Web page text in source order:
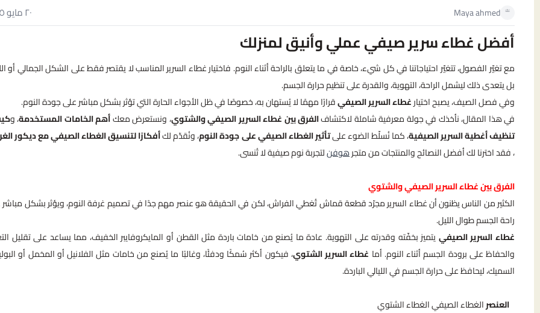
Maya ahmed ٢٠ مايو ٢٠٢٥
أفضل غطاء سرير صيفي عملي وأنيق لمنزلك
مع تغيّر الفصول، تتغيّر احتياجاتنا في كل شيء، خاصة في ما يتعلق بالراحة أثناء النوم. فاختيار غطاء السرير المناسب لا يقتصر فقط على الشكل الجمالي أو
بل يتعدى ذلك ليشمل الراحة، التهوية، والقدرة على تنظيم حرارة الجسم.
وفي فصل الصيف، يصبح اختيارغطاء السرير الصيفيقرارًا مهمًا لا يُستهان به، خصوصًا في ظل الأجواء الحارة التي تؤثر بشكل مباشر على جودة النوم.
في هذا المقال، نأخذك في جولة معرفية شاملة لاكتشافالفرق بين غطاء السرير الصيفي والشتوي، ونستعرض معكأهم الخامات المستخدمة، و
تنظيف أغطية السرير الصيفية، كما نُسلّط الضوء علىتأثير الغطاء الصيفي على جودة النوم، ونُقدّم لكأفكارًا لتنسيق الغطاء الصيفي مع ديكور
، فقد اخترنا لك أفضل النصائح والمنتجات من متجرهوفنلتجربة نوم صيفية لا تُنسى.
الفرق بين غطاء السرير الصيفي والشتوي
الكثير من الناس يظنون أن غطاء السرير مجرّد قطعة قماش تُغطي الفراش، لكن في الحقيقة هو عنصر مهم جدًا في تصميم غرفة النوم، ويؤثر بشكل
راحة الجسم طوال الليل.
غطاء السرير الصيفييتميز بخفّته وقدرته على التهوية. عادة ما يُصنع من خامات باردة مثل القطن أو المايكروفايبر الخفيف، مما يساعد على تقليل
والحفاظ على برودة الجسم أثناء النوم. أما غطاء السرير الشتوي، فيكون أكثر سُمكًا ودفئًا، وغالبًا ما يُصنع من خامات مثل الفلانيل أو المخمل أو
السميك، ليحافظ على حرارة الجسم في الليالي الباردة.
العنصرالغطاء الصيفي الغطاء الشتوي